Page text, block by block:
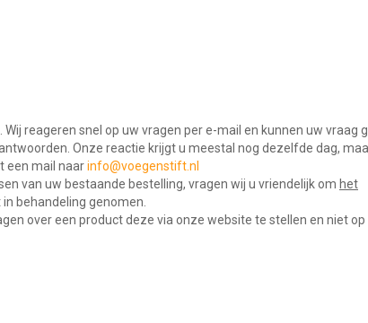
reageren snel op uw vragen per e-mail en kunnen uw vraag
Onze reactie krijgt u meestal nog dezelfde dag,
een mail naarinfo@voegenstift.nl
van uw bestaande bestelling, vragen wij u vriendelijk om het
behandeling genomen.
over een product deze via onze website te stellen en niet op